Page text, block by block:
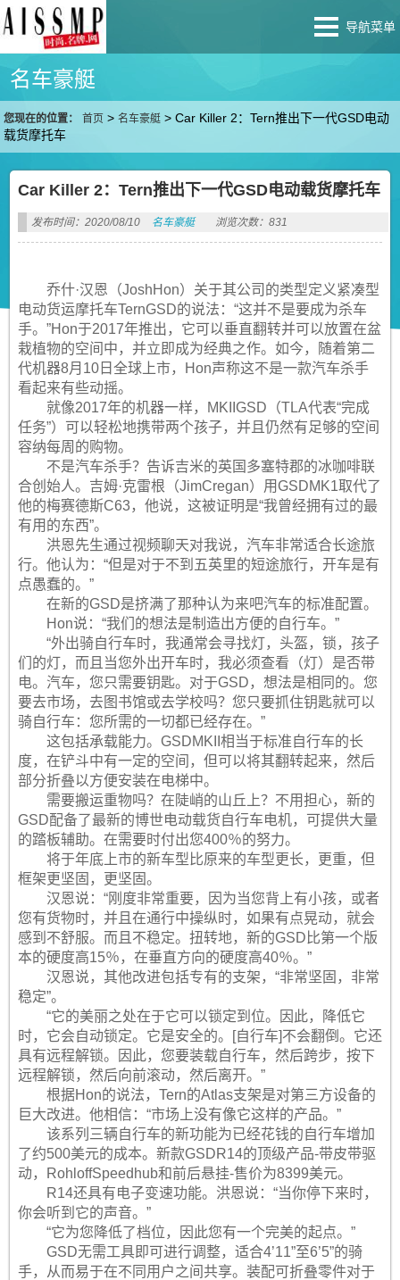
导航菜单
名车豪艇
您现在的位置： 首页 >名车豪艇 >Car Killer 2：Tern推出下一代GSD电动
载货摩托车
Car Killer 2：Tern推出下一代GSD电动载货摩托车
发布时间：2020/08/10 名车豪艇 浏览次数：831
乔什·汉恩（JoshHon）关于其公司的类型定义紧凑型
电动货运摩托车TernGSD的说法：“这并不是要成为杀车
手。”Hon于2017年推出，它可以垂直翻转并可以放置在盆
栽植物的空间中，并立即成为经典之作。如今，随着第二
代机器8月10日全球上市，Hon声称这不是一款汽车杀手
看起来有些动摇。
就像2017年的机器一样，MKIIGSD（TLA代表“完成
任务”）可以轻松地携带两个孩子，并且仍然有足够的空间
容纳每周的购物。
不是汽车杀手？告诉吉米的英国多塞特郡的冰咖啡联
合创始人。吉姆·克雷根（JimCregan）用GSDMK1取代了
他的梅赛德斯C63，他说，这被证明是“我曾经拥有过的最
有用的东西”。
洪恩先生通过视频聊天对我说，汽车非常适合长途旅
行。他认为：“但是对于不到五英里的短途旅行，开车是有
点愚蠢的。”
在新的GSD是挤满了那种认为来吧汽车的标准配置。
Hon说：“我们的想法是制造出方便的自行车。”
“外出骑自行车时，我通常会寻找灯，头盔，锁，孩子
们的灯，而且当您外出开车时，我必须查看（灯）是否带
电。汽车，您只需要钥匙。对于GSD，想法是相同的。您
要去市场，去图书馆或去学校吗？您只要抓住钥匙就可以
骑自行车：您所需的一切都已经存在。”
这包括承载能力。GSDMKII相当于标准自行车的长
度，在铲斗中有一定的空间，但可以将其翻转起来，然后
部分折叠以方便安装在电梯中。
需要搬运重物吗？在陡峭的山丘上？不用担心，新的
GSD配备了最新的博世电动载货自行车电机，可提供大量
的踏板辅助。在需要时付出您400％的努力。
将于年底上市的新车型比原来的车型更长，更重，但
框架更坚固，更坚固。
汉恩说：“刚度非常重要，因为当您背上有小孩，或者
您有货物时，并且在通行中操纵时，如果有点晃动，就会
感到不舒服。而且不稳定。扭转地，新的GSD比第一个版
本的硬度高15％，在垂直方向的硬度高40％。”
汉恩说，其他改进包括专有的支架，“非常坚固，非常
稳定”。
“它的美丽之处在于它可以锁定到位。因此，降低它
时，它会自动锁定。它是安全的。[自行车]不会翻倒。它还
具有远程解锁。因此，您要装载自行车，然后跨步，按下
远程解锁，然后向前滚动，然后离开。”
根据Hon的说法，Tern的Atlas支架是对第三方设备的
巨大改进。他相信：“市场上没有像它这样的产品。”
该系列三辆自行车的新功能为已经花钱的自行车增加
了约500美元的成本。新款GSDR14的顶级产品-带皮带驱
动，RohloffSpeedhub和前后悬挂-售价为8399美元。
R14还具有电子变速功能。洪恩说：“当你停下来时，
你会听到它的声音。”
“它为您降低了档位，因此您有一个完美的起点。”
GSD无需工具即可进行调整，适合4’11”至6’5”的骑
手，从而易于在不同用户之间共享。装配可折叠零件对于